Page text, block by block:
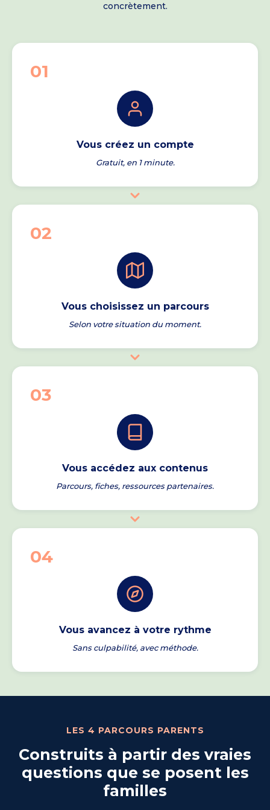
concrètement.
01
Vous créez un compte
Gratuit, en 1 minute.
02
Vous choisissez un parcours
Selon votre situation du moment.
03
Vous accédez aux contenus
Parcours, fiches, ressources partenaires.
04
Vous avancez à votre rythme
Sans culpabilité, avec méthode.
LES 4 PARCOURS PARENTS
Construits à partir des vraies
questions que se posent les
familles